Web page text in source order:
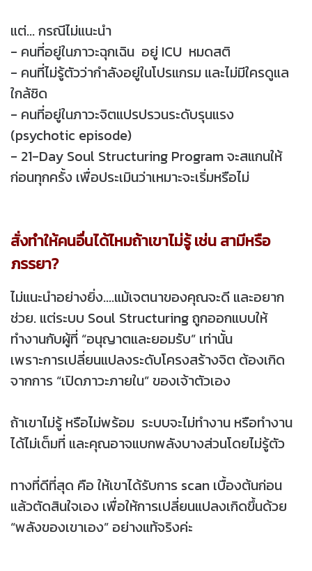
แต่... กรณีไม่แนะนำ
- คนที่อยู่ในภาวะฉุกเฉิน อยู่ ICU หมดสติ
- คนที่ไม่รู้ตัวว่ากำลังอยู่ในโปรแกรม และไม่มีใครดูแล
ใกล้ชิด
- คนที่อยู่ในภาวะจิตแปรปรวนระดับรุนแรง
(psychotic episode)
- 21-Day Soul Structuring Program จะสแกนให้
ก่อนทุกครั้ง เพื่อประเมินว่าเหมาะจะเริ่มหรือไม่
สั่งทำให้คนอื่นได้ไหมถ้าเขาไม่รู้ เช่น สามีหรือ
ภรรยา?
ไม่แนะนำอย่างยิ่ง....แม้เจตนาของคุณจะดี และอยาก
ช่วย. แต่ระบบ Soul Structuring ถูกออกแบบให้
ทำงานกับผู้ที่ “อนุญาตและยอมรับ” เท่านั้น
เพราะการเปลี่ยนแปลงระดับโครงสร้างจิต ต้องเกิด
จากการ “เปิดภาวะภายใน” ของเจ้าตัวเอง
ถ้าเขาไม่รู้ หรือไม่พร้อม ระบบจะไม่ทำงาน หรือทำงาน
ได้ไม่เต็มที่ และคุณอาจแบกพลังบางส่วนโดยไม่รู้ตัว
ทางที่ดีที่สุด คือ ให้เขาได้รับการ scan เบื้องต้นก่อน
แล้วตัดสินใจเอง เพื่อให้การเปลี่ยนแปลงเกิดขึ้นด้วย
“พลังของเขาเอง” อย่างแท้จริงค่ะ